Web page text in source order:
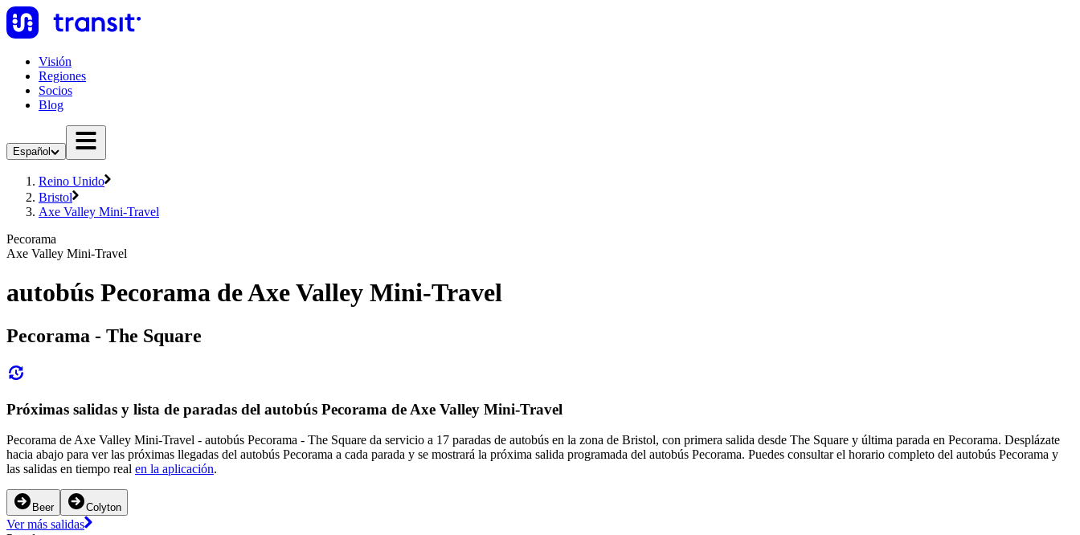
Visión
Regiones
Socios
Blog
Español
Reino Unido
Bristol
Axe Valley Mini-Travel
Pecorama
Axe Valley Mini-Travel
autobús Pecorama de Axe Valley Mini-Travel
Pecorama - The Square
Próximas salidas y lista de paradas del autobús Pecorama de Axe Valley Mini-Travel
Pecorama de Axe Valley Mini-Travel - autobús Pecorama - The Square da servicio a 17 paradas de autobús en la zona de Bristol, con primera salida desde The Square y última parada en Pecorama. Desplázate
hacia abajo para ver las próximas llegadas del autobús Pecorama a cada parada y se mostrará la próxima salida programada del autobús Pecorama. Puedes consultar el horario completo del autobús Pecorama y
las salidas en tiempo real en la aplicación.
Beer Colyton
Ver más salidas